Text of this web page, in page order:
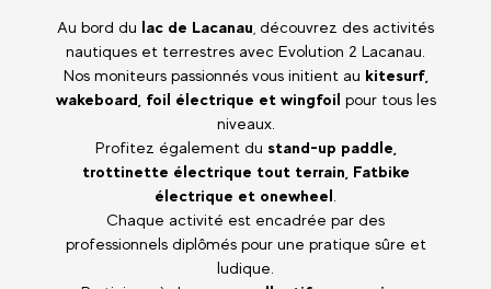
Au bord du lac de Lacanau , découvrez des activités
nautiques et terrestres avec Evolution 2 Lacanau.
Nos moniteurs passionnés vous initient au kitesurf,
wakeboard, foil électrique et wingfoil pour tous les
niveaux.
Profitez également du stand-up paddle,
trottinette électrique tout terrain, Fatbike
électrique et onewheel
Chaque activité est encadrée par des
professionnels diplômés pour une pratique sûre et
ludique.